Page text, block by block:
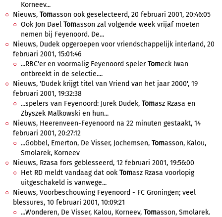
Korneev...
Nieuws, Tomasson ook geselecteerd, 20 februari 2001, 20:46:05
Ook Jon Dael Tomasson zal volgende week vrijaf moeten
nemen bij Feyenoord. De...
Nieuws, Dudek opgeroepen voor vriendschappelijk interland, 20
februari 2001, 15:01:46
...RBC'er en voormalig Feyenoord spelerTomeck Iwan
ontbreekt in de selectie....
Nieuws, 'Dudek krijgt titel van Vriend van het jaar 2000', 19
februari 2001, 19:32:38
...spelers van Feyenoord: Jurek Dudek, Tomasz Rzasa en
Zbyszek Malkowski en hun...
Nieuws, Heerenveen-Feyenoord na 22 minuten gestaakt, 14
februari 2001, 20:27:12
...Gobbel, Emerton, De Visser, Jochemsen, Tomasson, Kalou,
Smolarek, Korneev
Nieuws, Rzasa fors geblesseerd, 12 februari 2001, 19:56:00
Het RD meldt vandaag dat ook Tomasz Rzasa voorlopig
uitgeschakeld is vanwege...
Nieuws, Voorbeschouwing Feyenoord - FC Groningen; veel
blessures, 10 februari 2001, 10:09:21
...Wonderen, De Visser, Kalou, Korneev, Tomasson, Smolarek.